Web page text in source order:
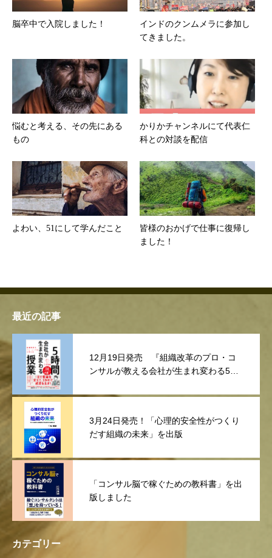
脳卒中で入院しました！
インドのクンムメラに参加し
てきました。
悩むと考える、その先にある
もの
かりかチャンネルにて代表仁
科との対談を配信
よわい、51にして学んだこと
皆様のおかげで仕事に復帰し
ました！
最近の記事
12月19日発売 『組織改革のプロ・コ
ンサルが教える会社が生まれ変わる5時
3月24日発売！「心理的安全性がつくり
だす組織の未来」を出版
「コンサル脳で稼ぐための教科書」を出
版しました
カテゴリー